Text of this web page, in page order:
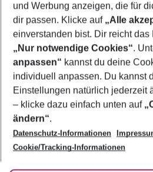
Footer
Footer navigation
Über uns
AGB
Bestpreisgarantie
Cookie-Einstellungen ändern
Cookie-Richtlinie
Agenturbetreuung
Barrierefreies Reisen
Folge uns
und Werbung anzeigen, die für
dir passen. Klicke auf „Alle
einverstanden bist. Dir reicht
„Nur notwendige Cookies“.
anpassen“ kannst du deine
individuell anpassen. Du kannst
Einstellungen natürlich jederzeit
– klicke dazu einfach unten auf
ändern“.
Datenschutz-Informationen
Cookie/Tracking-Informationen